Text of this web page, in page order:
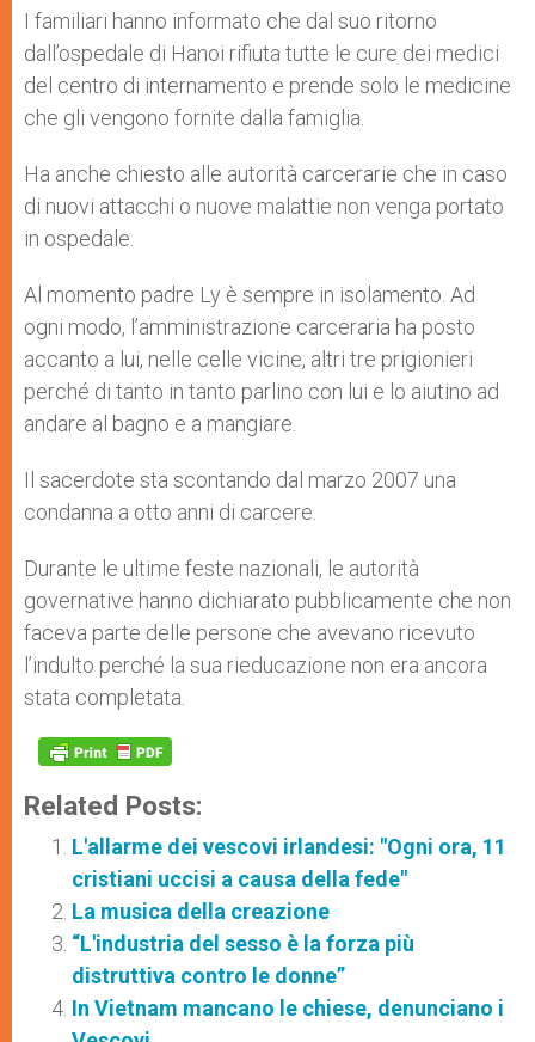
I familiari hanno informato che dal suo ritorno
dall’ospedale di Hanoi rifiuta tutte le cure dei medici
del centro di internamento e prende solo le medicine
che gli vengono fornite dalla famiglia.
Ha anche chiesto alle autorità carcerarie che in caso
di nuovi attacchi o nuove malattie non venga portato
in ospedale.
Al momento padre Ly è sempre in isolamento. Ad
ogni modo, l’amministrazione carceraria ha posto
accanto a lui, nelle celle vicine, altri tre prigionieri
perché di tanto in tanto parlino con lui e lo aiutino ad
andare al bagno e a mangiare.
Il sacerdote sta scontando dal marzo 2007 una
condanna a otto anni di carcere.
Durante le ultime feste nazionali, le autorità
governative hanno dichiarato pubblicamente che non
faceva parte delle persone che avevano ricevuto
l’indulto perché la sua rieducazione non era ancora
stata completata.
Related Posts:
L'allarme dei vescovi irlandesi: "Ogni ora, 11
cristiani uccisi a causa della fede"
La musica della creazione
“L'industria del sesso è la forza più
distruttiva contro le donne”
In Vietnam mancano le chiese, denunciano i